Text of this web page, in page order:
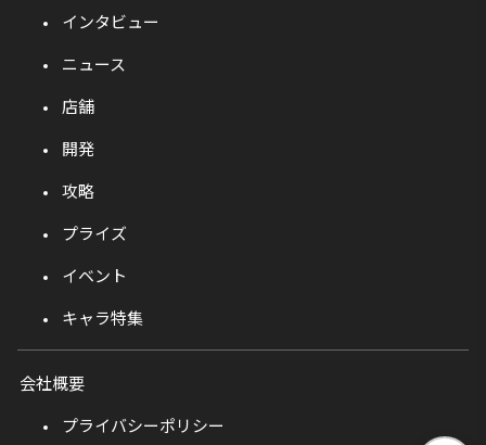
インタビュー
ニュース
店舗
開発
攻略
プライズ
イベント
キャラ特集
会社概要
プライバシーポリシー